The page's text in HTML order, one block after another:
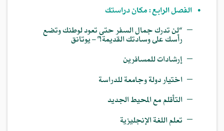
• الفصل الرابع: مكان دراستك
— “لن تدرك جمال السفر حتى تعود لوطنك وتضع
رأسك على وسادتك القديمة!” – يوتانق
— إرشادات للمسافرين
— اختيار دولة وجامعة للدراسة
— التأقلم مع المحيط الجديد
— تعلم اللغة الإنجليزية